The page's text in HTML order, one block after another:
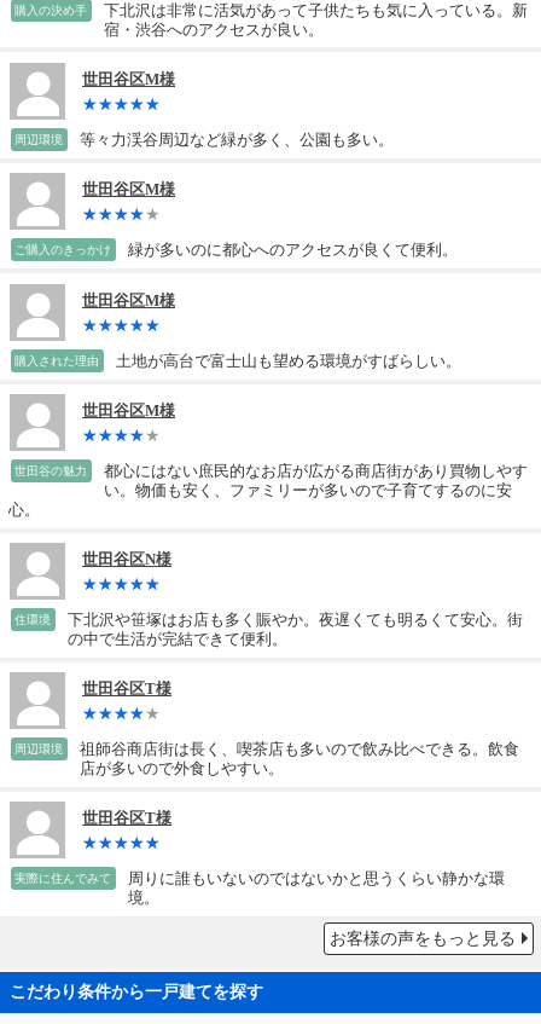
購入の決め手
下北沢は非常に活気があって子供たちも気に入っている。新
宿・渋谷へのアクセスが良い。
世田谷区M様
周辺環境 等々力渓谷周辺など緑が多く、公園も多い。
世田谷区M様
ご購入のきっかけ 緑が多いのに都心へのアクセスが良くて便利。
世田谷区M様
購入された理由 土地が高台で富士山も望める環境がすばらしい。
世田谷区M様
世田谷の魅力
都心にはない庶民的なお店が広がる商店街があり買物しやす
い。物価も安く、ファミリーが多いので子育てするのに安
心。
世田谷区N様
住環境
下北沢や笹塚はお店も多く賑やか。夜遅くても明るくて安心。街
の中で生活が完結できて便利。
世田谷区T様
周辺環境
祖師谷商店街は長く、喫茶店も多いので飲み比べできる。飲食
店が多いので外食しやすい。
世田谷区T様
実際に住んでみて
周りに誰もいないのではないかと思うくらい静かな環
境。
お客様の声をもっと見る
こだわり条件から一戸建てを探す